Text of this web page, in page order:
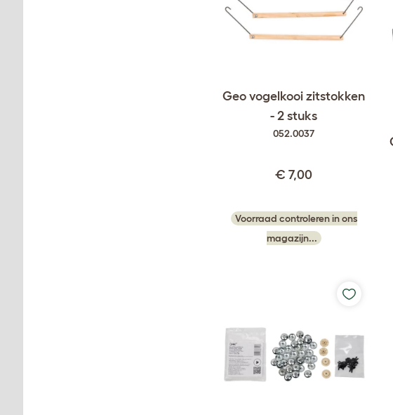
Geo vogelkooi zitstokken
- 2 stuks
052.0037
€ 7,00
Voorraad controleren in ons
magazijn...